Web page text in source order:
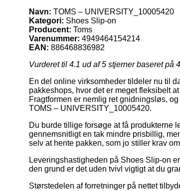
Navn: TOMS – UNIVERSITY_10005420
Kategori: Shoes Slip-on
Producent: Toms
Varenummer: 4949464154214
EAN: 886468836982
Vurderet til 4.1 ud af 5 stjerner baseret på
En del online virksomheder tildeler nu til
pakkeshops, hvor det er meget fleksibelt
Fragtformen er nemlig ret gnidningsløs,
TOMS – UNIVERSITY_10005420.
Du burde tillige forsøge at få produkterne
gennemsnitligt en tak mindre prisbillig,
selv at hente pakken, som jo stiller krav
Leveringshastigheden på Shoes Slip-on
den grund er det uden tvivl vigtigt at du
Størstedelen af forretninger på nettet